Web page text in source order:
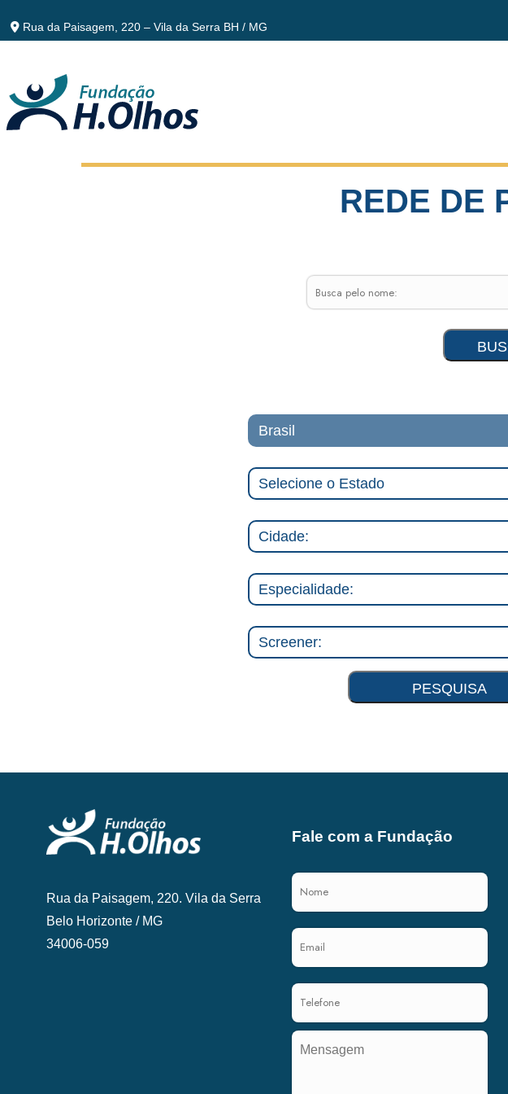
Rua da Paisagem, 220 – Vila da Serra BH / MG
REDE DE
Rua da Paisagem, 220. Vila da Serra
Belo Horizonte / MG
34006-059
Fale com a Fundação